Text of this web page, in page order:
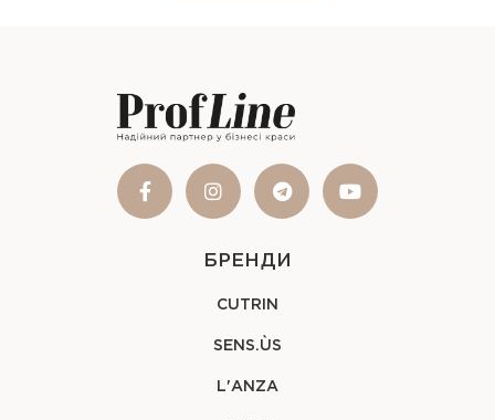
БРЕНДИ
CUTRIN
SENS.ÙS
L'ANZA